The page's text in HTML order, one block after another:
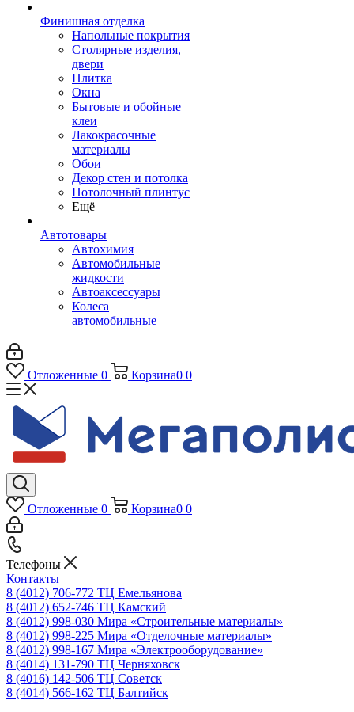
Финишная отделка
Напольные покрытия
Столярные изделия,
двери
Плитка
Окна
Бытовые и обойные
клеи
Лакокрасочные
материалы
Обои
Декор стен и потолка
Потолочный плинтус
Ещё
Автотовары
Автохимия
Автомобильные
жидкости
Автоаксессуары
Колеса
автомобильные
Отложенные 0 Корзина0 0
Отложенные 0 Корзина0 0
Телефоны
Контакты
8 (4012) 706-772 ТЦ Емельянова
8 (4012) 652-746 ТЦ Камский
8 (4012) 998-030 Мира «Строительные материалы»
8 (4012) 998-225 Мира «Отделочные материалы»
8 (4012) 998-167 Мира «Электрооборудование»
8 (4014) 131-790 ТЦ Черняховск
8 (4016) 142-506 ТЦ Советск
8 (4014) 566-162 ТЦ Балтийск